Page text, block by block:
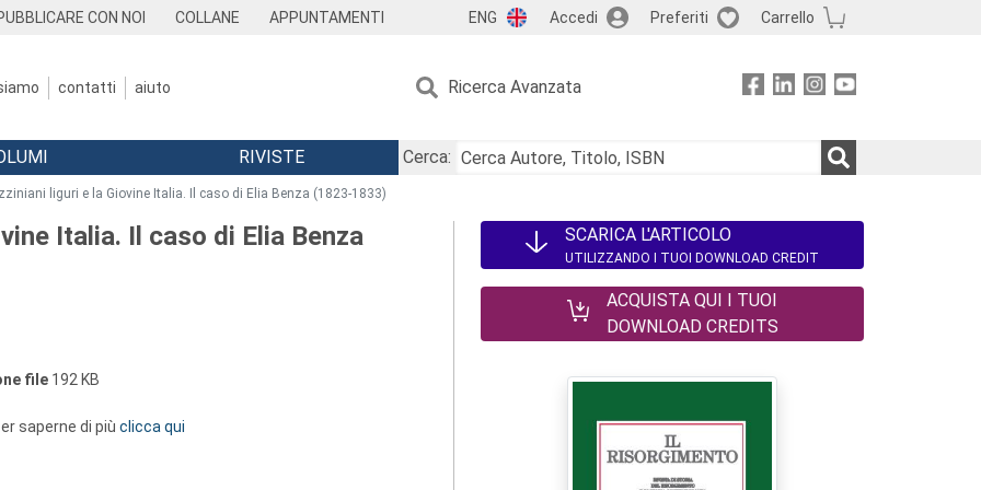
CON NOI COLLANE APPUNTAMENTI ENG Accedi Preferiti Carrello
contatti aiuto Ricerca Avanzata
RIVISTE Cerca:
liguri e la Giovine Italia. Il caso di Elia Benza (1823-1833)
Italia. Il caso di Elia Benza
file 192 KB
saperne di più clicca qui
SCARICA L'ARTICOLO
UTILIZZANDO I TUOI DOWNLOAD CREDIT
ACQUISTA QUI I TUOI
DOWNLOAD CREDITS